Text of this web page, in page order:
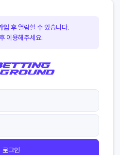
입 후열람할 수 있습니다.
이용해주세요.
로그인